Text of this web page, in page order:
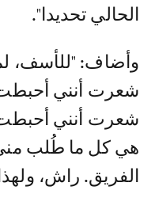
الحالي تحديدا".
وأضاف: "للأسف، لم
شعرت أنني
شعرت أنني أحبطت
هي كل ما طُلب
الفريق. راش،